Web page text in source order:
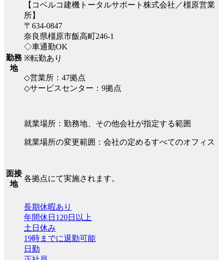
勤務
地
【コベルコ建機トータルサポート株式会社／橿原営業
所】
〒634-0847
奈良県橿原市飯高町246-1
◇車通勤OK
※転勤あり
◇営業所：47拠点
◇サービスセンター：9拠点
就業場所：勤務地、その他会社が指定する範囲
就業場所の変更範囲：会社の定めるすべてのオフィス
面接
地
各拠点にて実施されます。
長期休暇あり
年間休日120日以上
土日休み
19時までに退勤可能
日勤